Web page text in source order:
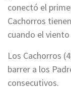
conectó el
Cachorros
cuando el
Los Cachorros
barrer a los
consecutivos.